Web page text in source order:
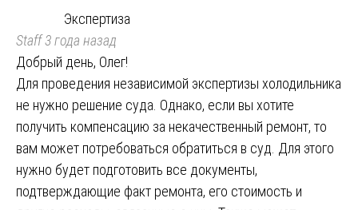
Экспертиза
Staff3 года назад
Добрый день, Олег!
Для проведения независимой экспертизы холодильника
не нужно решение суда. Однако, если вы хотите
получить компенсацию за некачественный ремонт, то
вам может потребоваться обратиться в суд. Для этого
нужно будет подготовить все документы,
подтверждающие факт ремонта, его стоимость и